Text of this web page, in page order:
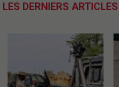
LES DERNIERS ARTICLES